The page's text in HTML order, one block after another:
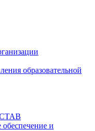
образовательной
обеспечение и